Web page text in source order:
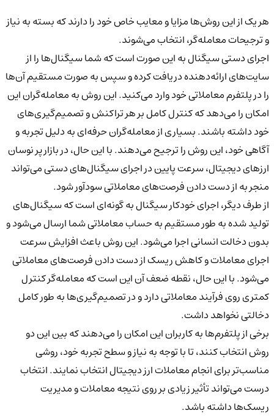
هر یک از این روش‌ها مزایا و معایب خاص خود را دارند که بسته به نیاز
و ترجیحات معامله‌گر، انتخاب می‌شوند.
اجرای دستی سیگنالبه این صورت است که شما سیگنال‌ها را از
سایت‌های ارائه‌دهنده دریافت کرده و سپس به صورت مستقیم آن‌ها
را در پلتفرم معاملاتی خود وارد می‌کنید. این روش به معامله‌گران این
امکان را می‌دهد که کنترل کامل بر هر تراکنش و تصمیم‌گیری‌های
خود داشته باشند. بسیاری از معامله‌گران حرفه‌ای به دلیل تجربه و
آگاهی خود، این روش را ترجیح می‌دهند. با این حال، در بازار پر نوسان
ارزهای دیجیتال، سرعت پایین در اجرای سیگنال‌های دستی می‌تواند
منجر به از دست دادن فرصت‌های معاملاتی سودآور شود.
از طرف دیگر،اجرای خودکار سیگنالبه گونه‌ای است که سیگنال‌های
تولید شده به طور مستقیم به حساب معاملاتی شما ارسال می‌شود و
بدون دخالت انسانی اجرا می‌شود. این روش باعث افزایش سرعت
اجرای معاملات و کاهش ریسک از دست دادن فرصت‌های معاملاتی
می‌شود. با این حال، نقطه ضعف آن این است که معامله‌گر کنترل
کمتری روی فرآیند معاملاتی دارد و در تصمیم‌گیری‌ها به طور کامل
دخالتی نخواهد داشت.
برخی از پلتفرم‌ها به کاربران این امکان را می‌دهند که بین این دو
روش انتخاب کنند، تا با توجه به نیاز و سطح تجربه خود، روشی
مناسب‌تر برای انجام معاملات ارز دیجیتال انتخاب نمایند. انتخاب
درست می‌تواند تأثیر زیادی بر روی نتیجه معاملات و مدیریت
ریسک‌ها داشته باشد.